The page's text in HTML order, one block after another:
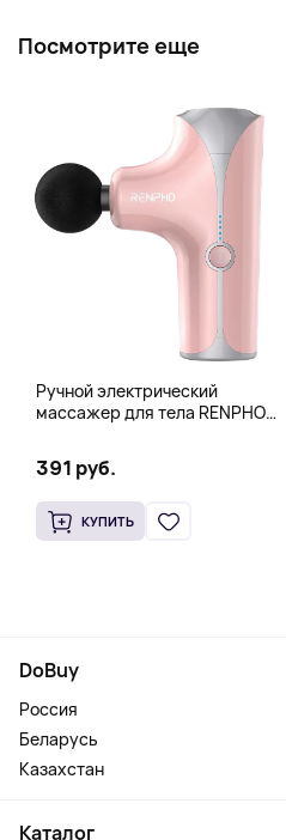
Посмотрите еще
Ручной электрический
массажер для тела RENPHO
391 руб.
КУПИТЬ
DoBuy
Россия
Беларусь
Казахстан
Каталог